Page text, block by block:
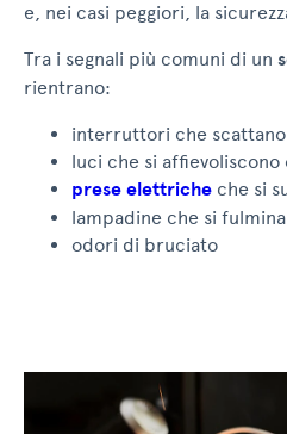
e, nei casi peggiori, la
Tra i segnali più comuni di un
rientrano:
interruttori che
luci che si affievoliscono
prese elettriche che si
lampadine che si
odori di bruciato